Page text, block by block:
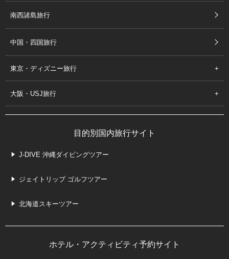
南西諸島旅行
中国・四国旅行
東京・ディズニー旅行
大阪・USJ旅行
目的別国内旅行サイト
J-DIVE 沖縄ダイビングツアー
ジェイトリップ ゴルフツアー
北海道スキーツアー
ホテル・アクティビティ予約サイト